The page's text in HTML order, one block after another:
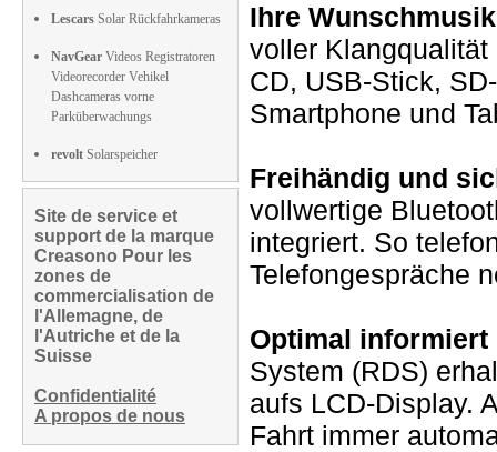
Lescars Solar Rückfahrkameras
NavGear Videos Registratoren
Videorecorder Vehikel
Dashcameras vorne
Parküberwachungs
revolt Solarspeicher
Site de service et
support de la marque
Creasono Pour les
zones de
commercialisation de
l'Allemagne, de
l'Autriche et de la
Suisse
Confidentialité
A propos de nous
Ihre
voller
CD, USB-Stick,
Smartphone und
Freihändig und
vollwertige
integriert. So
Telefongespräche
Optimal informiert
System (RDS)
aufs LCD-Display.
Fahrt immer